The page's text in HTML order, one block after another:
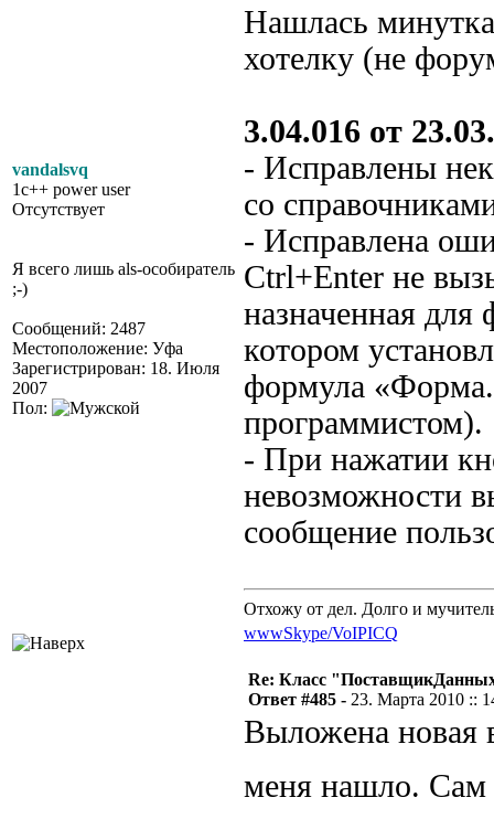
vandalsvq
1c++ power user
Отсутствует
Я всего лишь als-особиратель
;-)
Сообщений: 2487
Местоположение: Уфа
Зарегистрирован: 18. Июля
2007
Пол:
Нашлась
хотелку (не
3.04.016 от
- Исправлены
со
- Исправлена
Ctrl+Enter не
назначенная
котором
формула
программистом).
- При нажатии
невозможности
сообщение
Отхожу от дел. Долго и
wwwSkype/VoIPICQ
Re: Класс
Ответ #485 - 23. Марта 2010 ::
Выложена новая
меня нашло.